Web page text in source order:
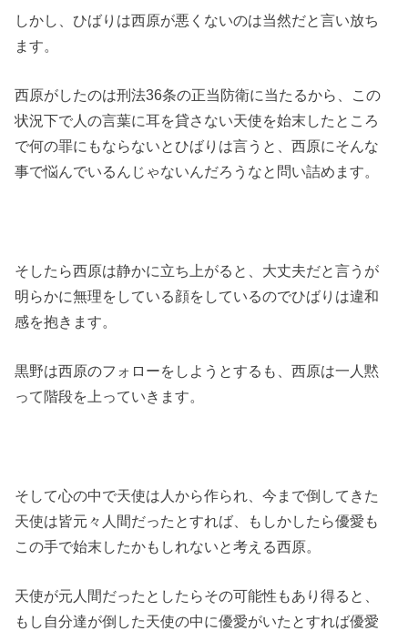
しかし、ひばりは西原が悪くないのは当然だと言い放ち
ます。
西原がしたのは刑法36条の正当防衛に当たるから、この
状況下で人の言葉に耳を貸さない天使を始末したところ
で何の罪にもならないとひばりは言うと、西原にそんな
事で悩んでいるんじゃないんだろうなと問い詰めます。
そしたら西原は静かに立ち上がると、大丈夫だと言うが
明らかに無理をしている顔をしているのでひばりは違和
感を抱きます。
黒野は西原のフォローをしようとするも、西原は一人黙
って階段を上っていきます。
そして心の中で天使は人から作られ、今まで倒してきた
天使は皆元々人間だったとすれば、もしかしたら優愛も
この手で始末したかもしれないと考える西原。
天使が元人間だったとしたらその可能性もあり得ると、
もし自分達が倒した天使の中に優愛がいたとすれば優愛